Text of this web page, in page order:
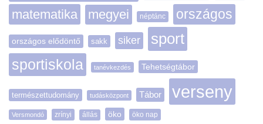
matematika megyei néptánc országos
országos elődöntő sakk siker sport
sportiskola tanévkezdés Tehetségtábor
természettudomány tudásközpont Tábor verseny
Versmondó zrínyi állás öko öko nap